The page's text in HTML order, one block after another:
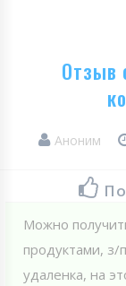
Отзыв
Аноним
Можно
продуктами, з/
удаленка, на